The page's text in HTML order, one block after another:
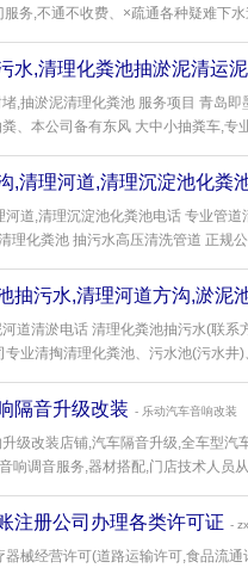
务,不通不收费、×疏通各种疑难下
水,清理化粪池抽淤泥清运
,抽淤泥清理化粪池 服务项目 青岛
、本公司备有东风 大中小抽粪车,专
,清理河道,清理沉淀池化粪
河道,清理沉淀池化粪池电话 专业管
理化粪池 抽污水高压清洗管道 正规
抽污水,清理河道方沟,淤泥
道清淤电话 清理化粪池抽污水(联
专业清掏清理化粪池、污水池(污水井
隔音升级改装 - 乐动汽车音响改装
级改装店铺,汽车隔音升级,全车型
响调音服务,器材搭配,门店技术人员
注册公司办理各类许可证 -
器械经营许可(道路运输许可,食品流